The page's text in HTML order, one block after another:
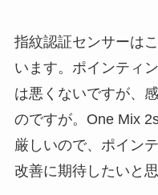
指紋認証センサーは
います。ポインティ
は悪くないですが、
のですが。One Mix
厳しいので、ポイン
改善に期待したいと思